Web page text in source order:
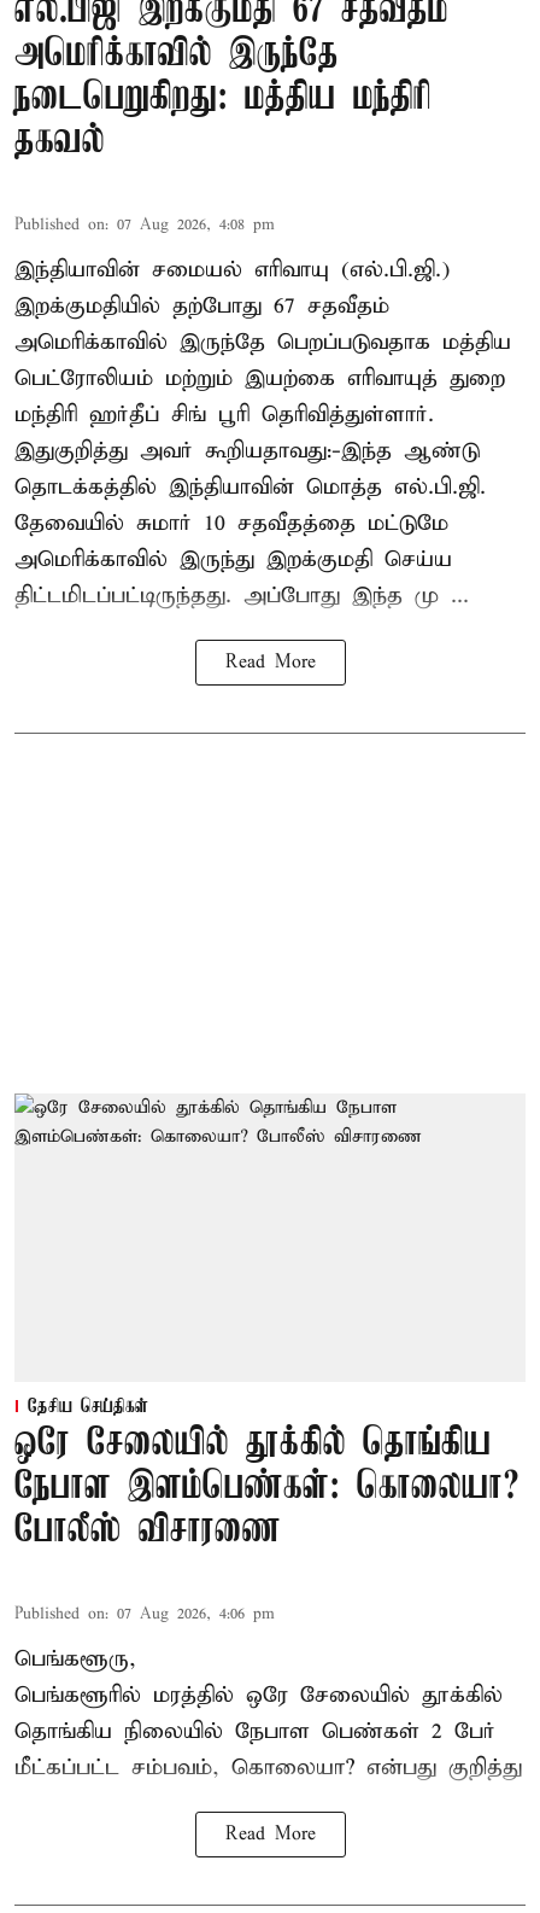
எல்.பிஜி இறக்குமதி 67 சதவீதம்
அமெரிக்காவில் இருந்தே
நடைபெறுகிறது: மத்திய மந்திரி
தகவல்
Published on: 07 Aug 2026, 4:08 pm
இந்தியாவின் சமையல் எரிவாயு (எல்.பி.ஜி.)
இறக்குமதியில் தற்போது 67 சதவீதம்
அமெரிக்காவில் இருந்தே பெறப்படுவதாக மத்திய
பெட்ரோலியம் மற்றும் இயற்கை எரிவாயுத் துறை
மந்திரி ஹர்தீப் சிங் பூரி தெரிவித்துள்ளார்.
இதுகுறித்து அவர் கூறியதாவது:-இந்த ஆண்டு
தொடக்கத்தில் இந்தியாவின் மொத்த எல்.பி.ஜி.
தேவையில் சுமார் 10 சதவீதத்தை மட்டுமே
அமெரிக்காவில் இருந்து இறக்குமதி செய்ய
திட்டமிடப்பட்டிருந்தது. அப்போது இந்த மு ...
Read More
தேசிய செய்திகள்
ஒரே சேலையில் தூக்கில் தொங்கிய
நேபாள இளம்பெண்கள்: கொலையா?
போலீஸ் விசாரணை
Published on: 07 Aug 2026, 4:06 pm
பெங்களூரு,
பெங்களூரில் மரத்தில் ஒரே சேலையில் தூக்கில்
தொங்கிய நிலையில் நேபாள பெண்கள் 2 பேர்
மீட்கப்பட்ட சம்பவம், கொலையா? என்பது குறித்து
Read More